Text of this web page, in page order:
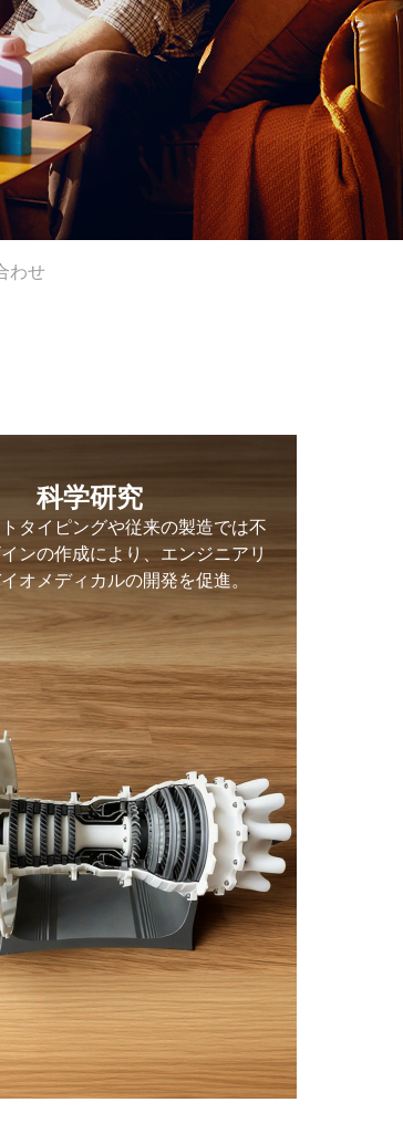
わせ
科学研究
タイピングや従来の製造では不
ンの作成により、エンジニアリ
オメディカルの開発を促進。